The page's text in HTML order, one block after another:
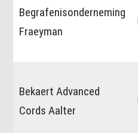
Begrafenisonderneming
Fraeyman
Bekaert Advanced
Cords Aalter